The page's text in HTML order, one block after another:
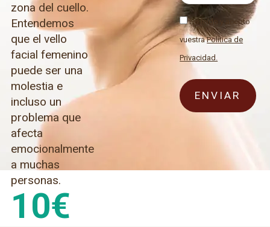
zona del cuello.
Entendemos
que el vello
facial femenino
puede ser una
molestia e
incluso un
problema que
afecta
emocionalmente
a muchas
personas.
10€
He leído y acepto
vuestraPolítica de
Privacidad.